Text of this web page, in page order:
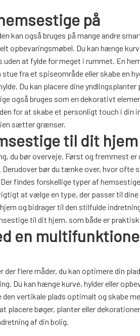
på
kan også bruges på mange andre
opbevaringsmøbel. Du kan hænge
at fylde for meget i rummet. En
fra et spiseområde eller skabe en
Du kan placere dine
også bruges som en dekorativt
for at skabe et personligt touch i din
sætter grænser.
til dit hjem
du bør overveje. Først og fremmest
bør du tænke over, hvor ofte
findes forskellige typer af
at vælge en type, der passer til
og bidrager til den stilfulde
til dit hjem, som både er
en
flere måder, du kan optimere din
Du kan hænge kurve, hylder eller
vertikale plads optimalt og skabe
placere bøger, planter eller
af din bolig.